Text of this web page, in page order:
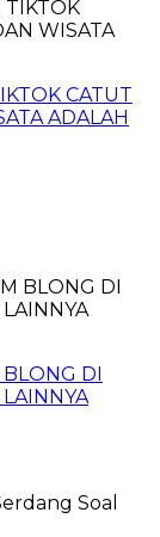
CATUT
ADALAH
DI